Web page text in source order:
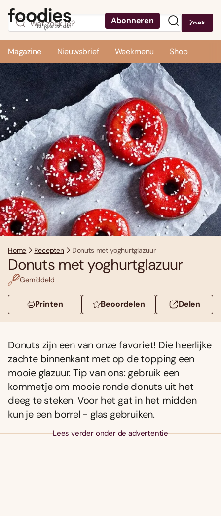
Abonneren Zoek
Magazine Nieuwsbrief Weekmenu Shop
Home Recepten Donuts met yoghurtglazuur
Donuts met yoghurtglazuur
Gemiddeld
Printen Beoordelen Delen
Donuts zijn een van onze favoriet! Die heerlijke
zachte binnenkant met op de topping een
mooie glazuur. Tip van ons: gebruik een
kommetje om mooie ronde donuts uit het
deeg te steken. Voor het gat in het midden
kun je een borrel - glas gebruiken.
Lees verder onder de advertentie